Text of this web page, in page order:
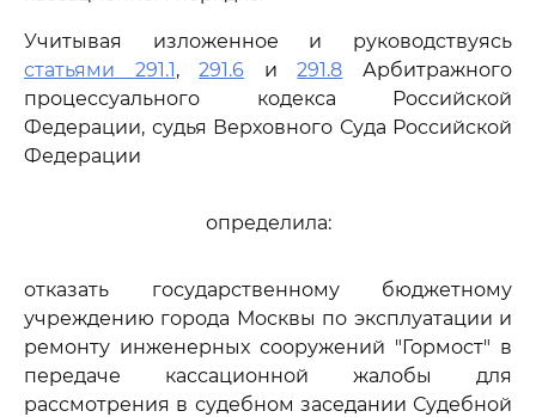
Учитывая изложенное и руководствуясь
статьями 291.1,291.6 и291.8 Арбитражного
процессуального кодекса Российской
Федерации, судья Верховного Суда Российской
Федерации
определила:
отказать государственному бюджетному
учреждению города Москвы по эксплуатации и
ремонту инженерных сооружений "Гормост" в
передаче кассационной жалобы для
рассмотрения в судебном заседании Судебной